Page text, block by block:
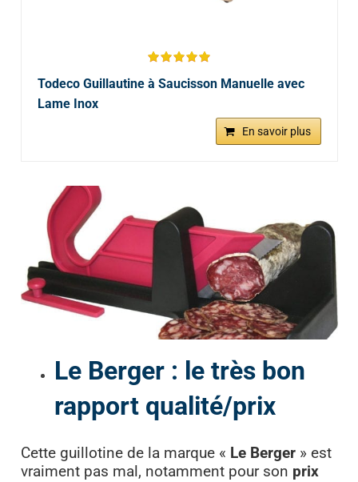
Todeco Guillautine à Saucisson Manuelle avec
Lame Inox
En savoir plus
Le Berger : le très bon
rapport qualité/prix
Cette guillotine de la marque « Le Berger» est
vraiment pas mal, notamment pour son prix